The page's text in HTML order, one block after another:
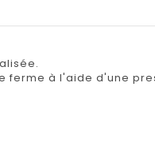
ferme à l'aide d'une